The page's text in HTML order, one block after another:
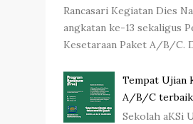
Rancasari Kegiatan Dies
angkatan ke-13 sekaligus
Kesetaraan Paket A/B/C.
Tempat Ujian
A/B/C terbaik
Sekolah aKSi